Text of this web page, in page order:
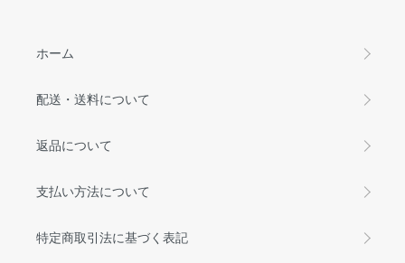
ホーム
配送・送料について
返品について
支払い方法について
特定商取引法に基づく表記